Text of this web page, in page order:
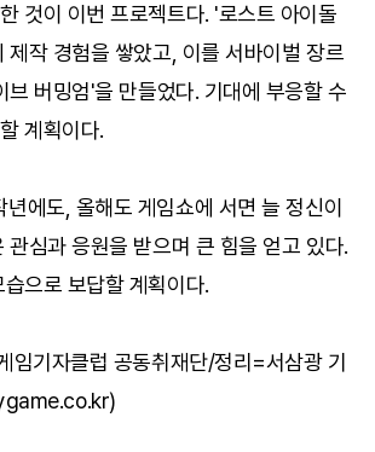
것이 이번 프로젝트다. '로스트 아이돌
제작 경험을 쌓았고, 이를 서바이벌 장르
브 버밍엄'을 만들었다. 기대에 부응할 수
계획이다.
년에도, 올해도 게임쇼에 서면 늘 정신이
관심과 응원을 받으며 큰 힘을 얻고 있다.
으로 보답할 계획이다.
임기자클럽 공동취재단/정리=서삼광 기